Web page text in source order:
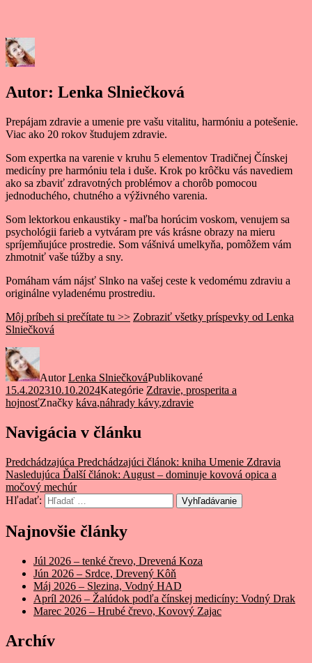
Autor: Lenka Slniečková
Prepájam zdravie a umenie pre vašu vitalitu, harmóniu a potešenie.
Viac ako 20 rokov študujem zdravie.
Som expertka na varenie v kruhu 5 elementov Tradičnej Čínskej
medicíny pre harmóniu tela i duše. Krok po krôčku vás navediem
ako sa zbaviť zdravotných problémov a chorôb pomocou
jednoduchého, chutného a výživného varenia.
Som lektorkou enkaustiky - maľba horúcim voskom, venujem sa
psychológii farieb a vytváram pre vás krásne obrazy na mieru
spríjemňujúce prostredie. Som vášnivá umelkyňa, pomôžem vám
zhmotniť vaše túžby a sny.
Pomáham vám nájsť Slnko na vašej ceste k vedomému zdraviu a
originálne vyladenému prostrediu.
Môj príbeh si prečítate tu >> Zobraziť všetky príspevky od Lenka
Slniečková
AutorLenka SlniečkováPublikované
15.4.202310.10.2024Kategórie Zdravie, prosperita a
hojnosťZnačky káva,náhrady kávy,zdravie
Navigácia v článku
Predchádzajúca Predchádzajúci článok: kniha Umenie Zdravia
Nasledujúca Ďalší článok: August – dominuje kovová opica a
močový mechúr
Hľadať:
Vyhľadávanie
Najnovšie články
Júl 2026 – tenké črevo, Drevená Koza
Jún 2026 – Srdce, Drevený Kôň
Máj 2026 – Slezina, Vodný HAD
Apríl 2026 – Žalúdok podľa čínskej medicíny: Vodný Drak
Marec 2026 – Hrubé črevo, Kovový Zajac
Archív